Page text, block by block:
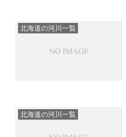
北海道の河川一覧
北海道の河川一覧